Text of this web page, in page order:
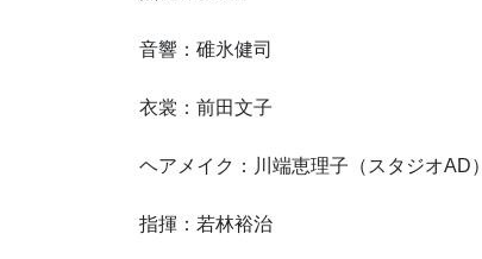
音響：碓氷健司
衣裳：前田文子
ヘアメイク：川端恵理子（スタジオAD）
指揮：若林裕治